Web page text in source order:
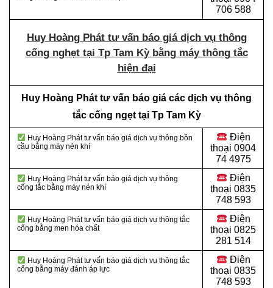
706 588
Huy Hoàng Phát tư vấn báo giá dịch vụ thông
cống nghẹt tại Tp Tam Kỳ bằng máy thông tắc
hiện đại
Huy Hoàng Phát tư vấn báo giá các dịch vụ thông
tắc cống ngẹt tại Tp Tam Kỳ
Huy Hoàng Phát tư vấn báo giá dịch vụ thông bồn
cầu bằng máy nén khí
Điện
thoại 0904
74 4975
Huy Hoàng Phát tư vấn báo giá dịch vụ thông
cống tắc bằng máy nén khí
Điện
thoại 0835
748 593
Huy Hoàng Phát tư vấn báo giá dịch vụ thông tắc
cống bằng men hóa chất
Điện
thoại 0825
281 514
Huy Hoàng Phát tư vấn báo giá dịch vụ thông tắc
cống bằng máy đánh áp lực
Điện
thoại 0835
748 593